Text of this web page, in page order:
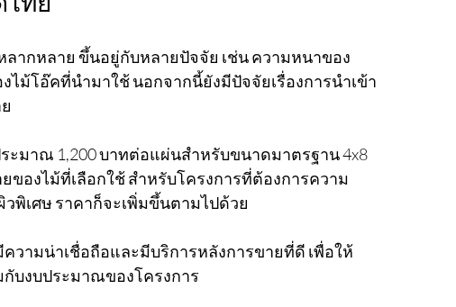
ลากหลาย ขึ้นอยู่กับหลายปัจจัย เช่น ความหนาของ
ม้โอ๊คที่นำมาใช้ นอกจากนี้ยังมีปัจจัยเรื่องการนำเข้า
ะมาณ 1,200 บาทต่อแผ่นสำหรับขนาดมาตรฐาน 4x8
องไม้ที่เลือกใช้ สำหรับโครงการที่ต้องการความ
พิเศษ ราคาก็จะเพิ่มขึ้นตามไปด้วย
วามน่าเชื่อถือและมีบริการหลังการขายที่ดี เพื่อให้
บงบประมาณของโครงการ